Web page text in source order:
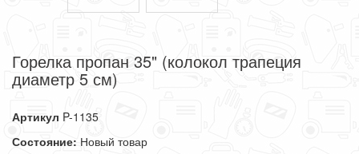
Горелка пропан 35" (колокол трапеция
диаметр 5 см)
Артикул P-1135
Состояние: Новый товар